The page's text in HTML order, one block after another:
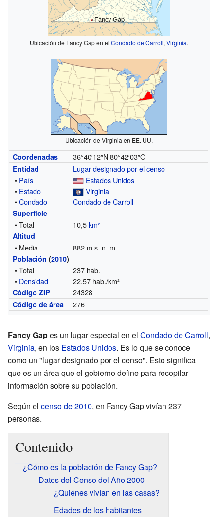
Fancy Gap
Ubicación de Fancy Gap en el Condado de Carroll, Virginia.
Ubicación de Virginia en EE. UU.
Coordenadas 36°40′12″N 80°42′03″O
Entidad
Lugar designado por el censo
• País
Estados Unidos
• Estado
Virginia
•Condado Condado de Carroll
Superficie
• Total 10,5km²
Altitud
• Media 882 m s. n. m.
Población (2010)
• Total
237 hab.
• Densidad 22,57 hab./km²
Código ZIP 24328
Código de área 276
Fancy Gapes un lugar especial en el Condado de Carroll,
Virginia, en los Estados Unidos. Es lo que se conoce
como un "lugar designado por el censo". Esto significa
que es un área que el gobierno define para recopilar
información sobre su población.
Según el censo de 2010, en Fancy Gap vivían 237
personas.
Contenido
¿Cómo es la población de Fancy Gap?
Datos del Censo del Año 2000
¿Quiénes vivían en las casas?
Edades de los habitantes